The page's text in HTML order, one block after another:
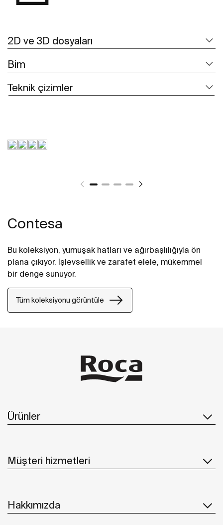
2D ve 3D dosyaları
Bim
Teknik çizimler
Contesa
Bu koleksiyon, yumuşak hatları ve ağırbaşlılığıyla ön
plana çıkıyor. İşlevsellik ve zarafet elele, mükemmel
bir denge sunuyor.
Tüm koleksiyonu görüntüle
Ürünler
Müşteri hizmetleri
Hakkımızda